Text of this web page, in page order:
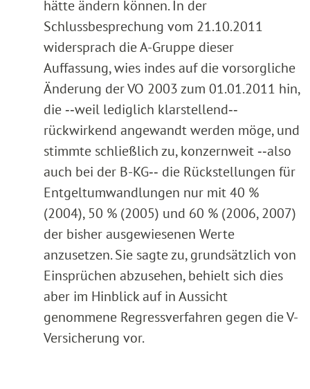
hätte ändern können. In der
Schlussbesprechung vom 21.10.2011
widersprach die A-Gruppe dieser
Auffassung, wies indes auf die vorsorgliche
Änderung der VO 2003 zum 01.01.2011 hin,
die ‑‑weil lediglich klarstellend‑‑
rückwirkend angewandt werden möge, und
stimmte schließlich zu, konzernweit ‑‑also
auch bei der B-KG‑‑ die Rückstellungen für
Entgeltumwandlungen nur mit 40 %
(2004), 50 % (2005) und 60 % (2006, 2007)
der bisher ausgewiesenen Werte
anzusetzen. Sie sagte zu, grundsätzlich von
Einsprüchen abzusehen, behielt sich dies
aber im Hinblick auf in Aussicht
genommene Regressverfahren gegen die V-
Versicherung vor.